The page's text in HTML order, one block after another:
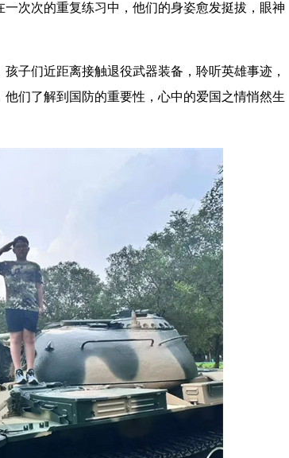
次次的重复练习中，他们的身姿愈发挺拔，眼神
子们近距离接触退役武器装备，聆听英雄事迹，
们了解到国防的重要性，心中的爱国之情悄然生